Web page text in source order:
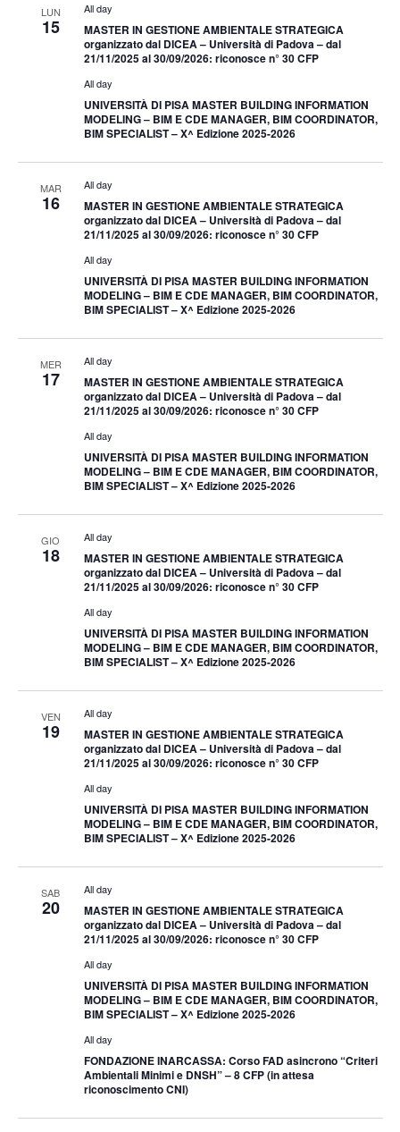
LUN
15
All day
MASTER IN GESTIONE AMBIENTALE STRATEGICA
organizzato dal DICEA – Università di Padova – dal
21/11/2025 al 30/09/2026: riconosce n° 30 CFP
All day
UNIVERSITÀ DI PISA MASTER BUILDING INFORMATION
MODELING – BIM E CDE MANAGER, BIM COORDINATOR,
BIM SPECIALIST – X^ Edizione 2025-2026
MAR
16
All day
MASTER IN GESTIONE AMBIENTALE STRATEGICA
organizzato dal DICEA – Università di Padova – dal
21/11/2025 al 30/09/2026: riconosce n° 30 CFP
All day
UNIVERSITÀ DI PISA MASTER BUILDING INFORMATION
MODELING – BIM E CDE MANAGER, BIM COORDINATOR,
BIM SPECIALIST – X^ Edizione 2025-2026
MER
17
All day
MASTER IN GESTIONE AMBIENTALE STRATEGICA
organizzato dal DICEA – Università di Padova – dal
21/11/2025 al 30/09/2026: riconosce n° 30 CFP
All day
UNIVERSITÀ DI PISA MASTER BUILDING INFORMATION
MODELING – BIM E CDE MANAGER, BIM COORDINATOR,
BIM SPECIALIST – X^ Edizione 2025-2026
GIO
18
All day
MASTER IN GESTIONE AMBIENTALE STRATEGICA
organizzato dal DICEA – Università di Padova – dal
21/11/2025 al 30/09/2026: riconosce n° 30 CFP
All day
UNIVERSITÀ DI PISA MASTER BUILDING INFORMATION
MODELING – BIM E CDE MANAGER, BIM COORDINATOR,
BIM SPECIALIST – X^ Edizione 2025-2026
VEN
19
All day
MASTER IN GESTIONE AMBIENTALE STRATEGICA
organizzato dal DICEA – Università di Padova – dal
21/11/2025 al 30/09/2026: riconosce n° 30 CFP
All day
UNIVERSITÀ DI PISA MASTER BUILDING INFORMATION
MODELING – BIM E CDE MANAGER, BIM COORDINATOR,
BIM SPECIALIST – X^ Edizione 2025-2026
SAB
20
All day
MASTER IN GESTIONE AMBIENTALE STRATEGICA
organizzato dal DICEA – Università di Padova – dal
21/11/2025 al 30/09/2026: riconosce n° 30 CFP
All day
UNIVERSITÀ DI PISA MASTER BUILDING INFORMATION
MODELING – BIM E CDE MANAGER, BIM COORDINATOR,
BIM SPECIALIST – X^ Edizione 2025-2026
All day
FONDAZIONE INARCASSA: Corso FAD asincrono “Criteri
Ambientali Minimi e DNSH” – 8 CFP (in attesa
riconoscimento CNI)